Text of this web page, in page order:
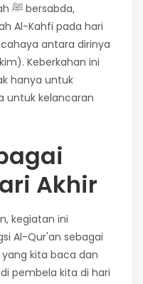
bersabda,
Al-Kahfi pada hari
antara dirinya
Keberkahan ini
hanya untuk
untuk kelancaran
Akhir
kegiatan ini
Al-Qur'an sebagai
kita baca dan
pembela kita di hari